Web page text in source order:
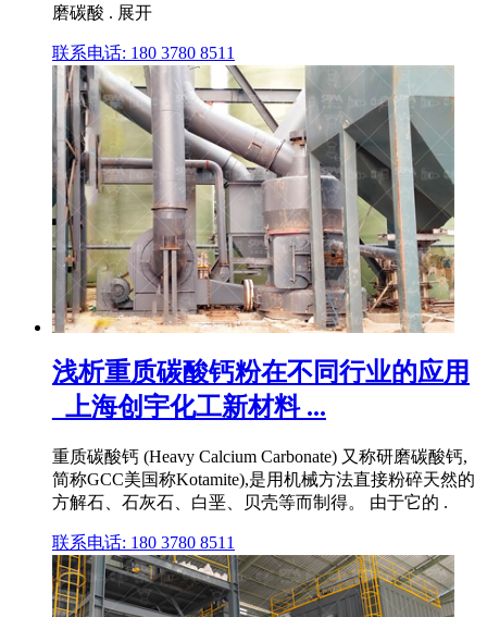
磨碳酸 . 展开
联系电话: 180 3780 8511
浅析重质碳酸钙粉在不同行业的应用
_上海创宇化工新材料 ...
重质碳酸钙 (Heavy Calcium Carbonate) 又称研磨碳酸钙,
简称GCC美国称Kotamite),是用机械方法直接粉碎天然的
方解石、石灰石、白垩、贝壳等而制得。 由于它的 .
联系电话: 180 3780 8511